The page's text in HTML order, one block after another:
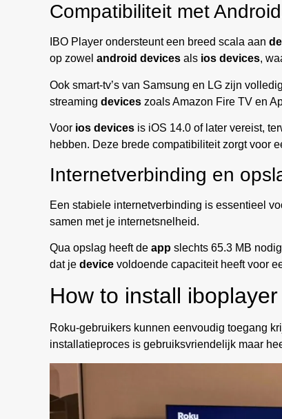
Compatibiliteit met
IBO Player ondersteunt een breed scala aan
op zowel android devices als ios devices,
Ook smart-tv’s van Samsung en LG zijn
streaming devices zoals Amazon Fire TV en
Voor ios devices is iOS 14.0 of later vereist,
hebben. Deze brede compatibiliteit zorgt voor
Internetverbinding en
Een stabiele internetverbinding is essentieel
samen met je internetsnelheid.
Qua opslag heeft de app slechts 65.3 MB
dat je device voldoende capaciteit heeft voor
How to install
Roku-gebruikers kunnen eenvoudig toegang
installatieproces is gebruiksvriendelijk maar